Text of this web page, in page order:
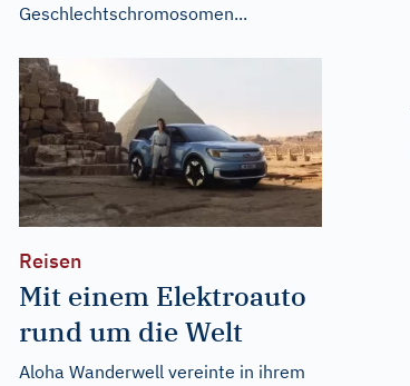
Geschlechtschromosomen...
Reisen
Mit einem Elektroauto
rund um die Welt
Aloha Wanderwell vereinte in ihrem